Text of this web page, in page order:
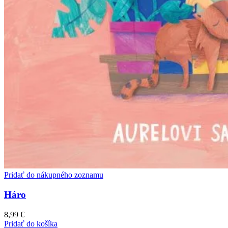
Pridať do nákupného zoznamu
Háro
8,99 €
Pridať do košíka